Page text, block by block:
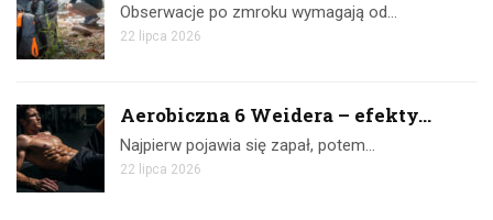
Obserwacje po zmroku wymagają od…
22 lipca 2026
Aerobiczna 6 Weidera – efekty...
Najpierw pojawia się zapał, potem…
22 lipca 2026